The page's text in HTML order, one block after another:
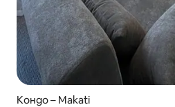
Кондо – Makati